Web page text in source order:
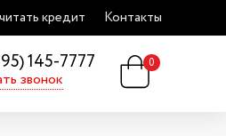
кредит Контакты
145-7777
звонок
0